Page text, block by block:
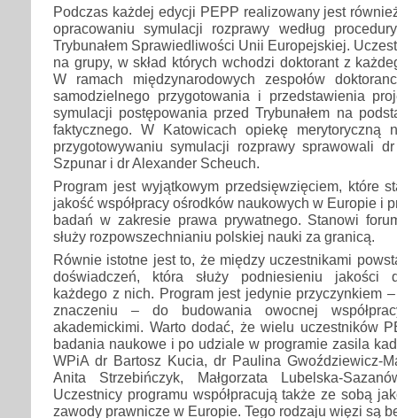
Podczas każdej edycji PEPP realizowany jest
opracowaniu symulacji rozprawy według
Trybunałem Sprawiedliwości Unii Europejskiej.
na grupy, w skład których wchodzi doktorant z
W ramach międzynarodowych zespołów
samodzielnego przygotowania i przedstawienia
symulacji postępowania przed Trybunałem na
faktycznego. W Katowicach opiekę merytoryczną
przygotowywaniu symulacji rozprawy sprawowali
Szpunar i dr Alexander Scheuch.
Program jest wyjątkowym przedsięwzięciem, które
jakość współpracy ośrodków naukowych w Europie i
badań w zakresie prawa prywatnego. Stanowi
służy rozpowszechnianiu polskiej nauki za granicą.
Równie istotne jest to, że między uczestnikami
doświadczeń, która służy podniesieniu jakości
każdego z nich. Program jest jedynie przyczynkiem
znaczeniu – do budowania owocnej
akademickimi. Warto dodać, że wielu uczestników
badania naukowe i po udziale w programie zasila
WPiA dr Bartosz Kucia, dr Paulina Gwoździewicz-
Anita Strzebińczyk, Małgorzata Lubelska-
Uczestnicy programu współpracują także ze sobą
zawody prawnicze w Europie. Tego rodzaju więzi są